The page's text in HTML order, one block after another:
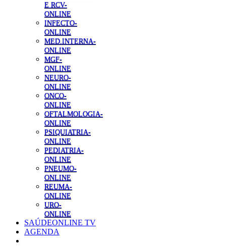
E RCV-
ONLINE
INFECTO-
ONLINE
MED.INTERNA-
ONLINE
MGF-
ONLINE
NEURO-
ONLINE
ONCO-
ONLINE
OFTALMOLOGIA-
ONLINE
PSIQUIATRIA-
ONLINE
PEDIATRIA-
ONLINE
PNEUMO-
ONLINE
REUMA-
ONLINE
URO-
ONLINE
SAÚDEONLINE TV
AGENDA